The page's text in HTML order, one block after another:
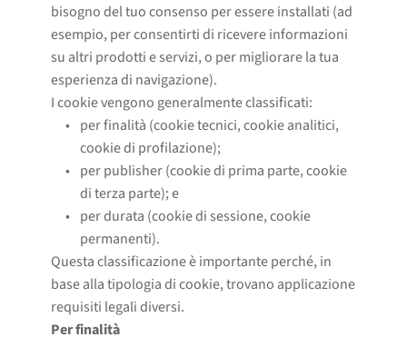
bisogno del tuo consenso per essere installati (ad
esempio, per consentirti di ricevere informazioni
su altri prodotti e servizi, o per migliorare la tua
esperienza di navigazione).
I cookie vengono generalmente classificati:
per finalità (cookie tecnici, cookie analitici,
cookie di profilazione);
per publisher (cookie di prima parte, cookie
di terza parte); e
per durata (cookie di sessione, cookie
permanenti).
Questa classificazione è importante perché, in
base alla tipologia di cookie, trovano applicazione
requisiti legali diversi.
Per finalità